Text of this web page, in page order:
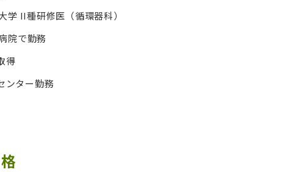
II種研修医（循環器科）
院で勤務
得
ンター勤務